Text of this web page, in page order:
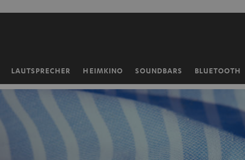
LAUTSPRECHER HEIMKINO SOUNDBARS BLUETOOTH
Startseite